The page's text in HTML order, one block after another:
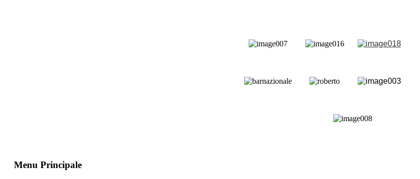
Menu Principale